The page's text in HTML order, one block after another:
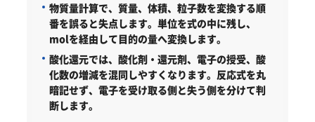
物質量計算で、質量、体積、粒子数を変換する順
番を誤ると失点します。単位を式の中に残し、
molを経由して目的の量へ変換します。
酸化還元では、酸化剤・還元剤、電子の授受、酸
化数の増減を混同しやすくなります。反応式を丸
暗記せず、電子を受け取る側と失う側を分けて判
断します。